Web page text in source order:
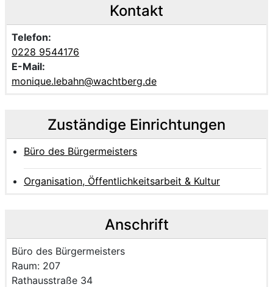
Kontakt
Telefon:
0228 9544176
E-Mail:
monique.lebahn@wachtberg.de
Zuständige Einrichtungen
Büro des Bürgermeisters
Organisation, Öffentlichkeitsarbeit & Kultur
Anschrift
Name der Einrichtung:
Büro des Bürgermeisters
Raum des Mitarbeitenden
Raum: 207
Strasse und Hausnummer
Rathausstraße 34